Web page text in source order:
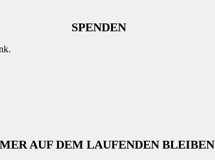
SPENDEN
AUF DEM LAUFENDEN BLEIBEN